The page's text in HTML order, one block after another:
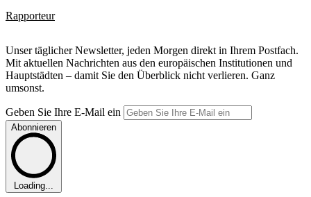
Rapporteur
Unser täglicher Newsletter, jeden Morgen direkt in Ihrem Postfach.
Mit aktuellen Nachrichten aus den europäischen Institutionen und
Hauptstädten – damit Sie den Überblick nicht verlieren. Ganz
umsonst.
Geben Sie Ihre E-Mail ein
Abonnieren
Loading...